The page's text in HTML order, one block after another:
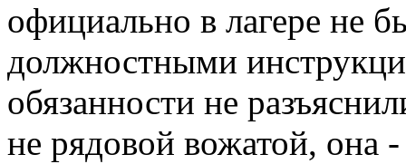
официально в лагере не
должностными
обязанности не
не рядовой вожатой, она